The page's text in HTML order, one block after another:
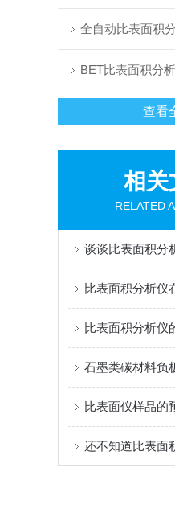
全自动比表面积
BET比表面积分
查看
相关
RELATED
比表面积分析仪
比表面仪样品的